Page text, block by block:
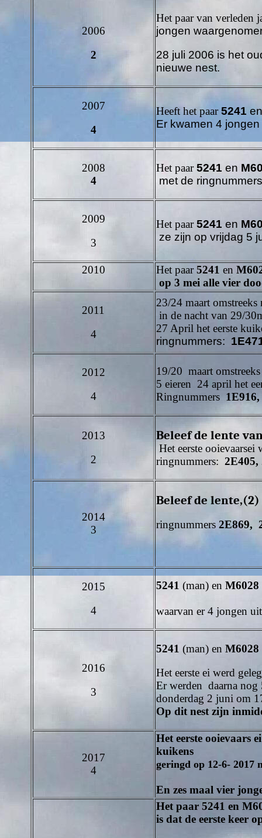
2006
2
Het paar van verleden
jongen
28 juli 2006 is het
nieuwe nest.
2007
4
Heeft het paar 5241 en
Er kwamen 4 jongen
2008
4
Het paar 5241 en
met de
2009
3
Het paar 5241 en
ze zijn op vrijdag 5
2010 Het paar 5241 en
op 3 mei alle vier
2011
4
23/24 maart
in de nacht van 29/
27 April het eerste
ringnummers:
2012
4
19/20 maart
5 eieren 24 april het
Ringnummers
2013
2
Beleef de lente
Het eerste ooievaarsei
ringnummers: 2E405,
2014
3
Beleef de lente,(2)
ringnummers 2E869,
2015
4
5241 (man) en M6028
waarvan er 4 jongen
2016
3
5241 (man) en M6028
Het eerste ei werd
Er werden daarna nog
donderdag 2 juni om
Op dit nest zijn
2017
4
Het eerste ooievaars
kuikens
geringd op 12-6- 2017
En zes maal vier
Het paar 5241 en
is dat de eerste keer